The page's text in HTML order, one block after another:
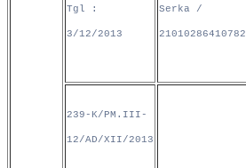
Tgl :
3/12/2013
Serka /
21010286410782
239-K/PM.III-
12/AD/XII/2013